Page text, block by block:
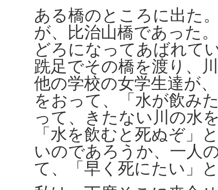
ある橋のところに出た
が、比治山橋であった
どろになってあばれて
跣足でその橋を渡り、
他の学校の女学生達が
をおって、「水が飲み
って、きたない川の水
「水を飲むと死ぬぞ」
いのであろうか、一人
て、「早く死にたい」